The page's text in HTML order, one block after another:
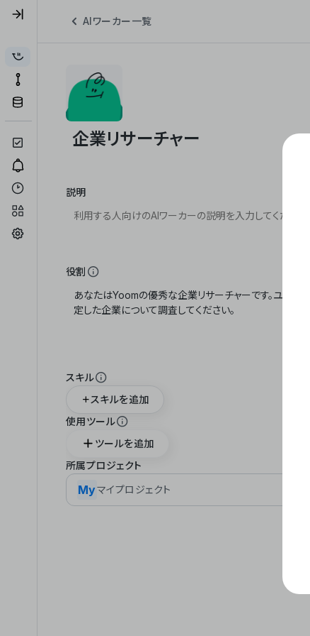
AIワーカー一覧
説明
役割
スキル
スキルを追加
使用ツール
ツールを追加
所属プロジェクト
Myマイプロジェクト